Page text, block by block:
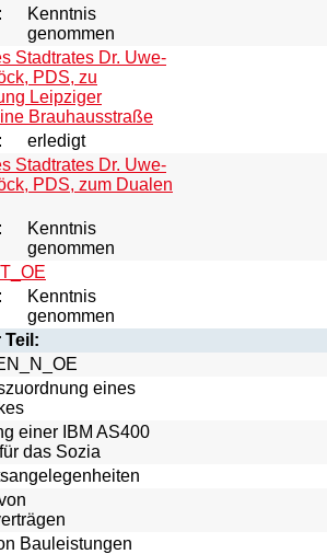
Kenntnis
genommen
Stadtrates Dr. Uwe-
PDS, zu
Leipziger
Brauhausstraße
erledigt
Stadtrates Dr. Uwe-
PDS, zum Dualen
Kenntnis
genommen
Kenntnis
genommen
Teil:
eines
einer IBM AS400
das Sozia
Bauleistungen